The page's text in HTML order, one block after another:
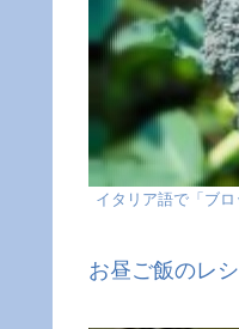
イタリア語で「ブ
お昼ご飯のレ